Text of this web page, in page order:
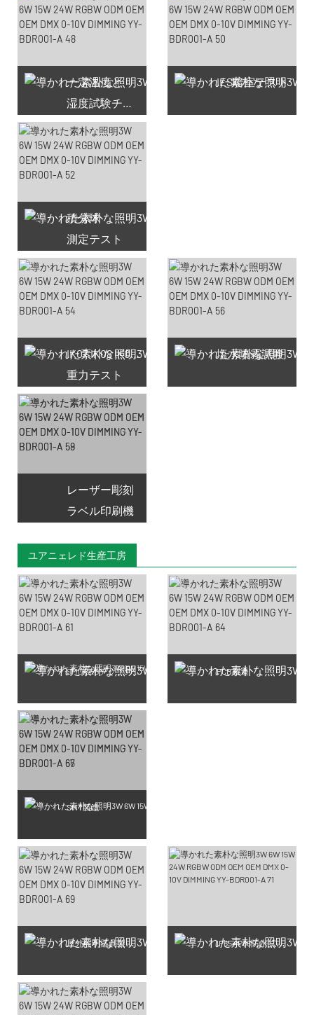
一定温度と
湿度試験チャンバー
IES暗室テスト
積分球
測定テスト
利用可能なクーポン66件
IK07 IK08 IK09 IK10
重力テスト
塩水噴霧試験
レーザー彫刻
ラベル印刷機
ユアニェレド生産工房
SMD LEDチップの製造 PCB製造
SMT製造
屋外照明器具製造工房 IP65-IP68防水試験生産